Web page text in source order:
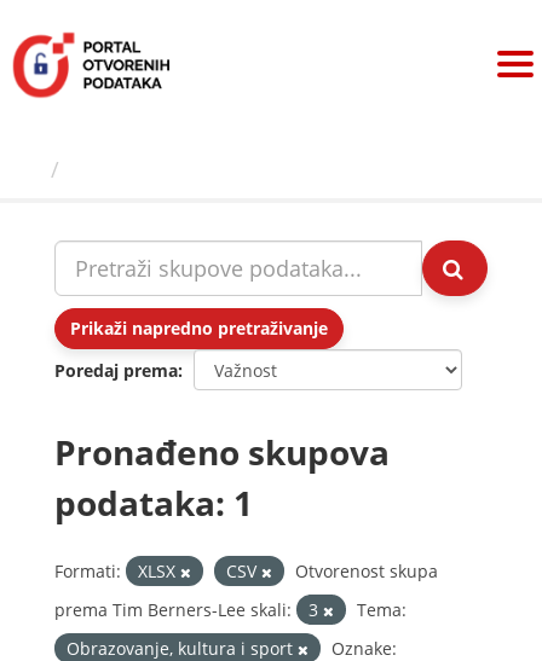
sadržaj
Prikaži napredno pretraživanje
Poredaj prema
Pronađeno skupova
podataka: 1
Formati: XLSX CSV
Otvorenost skupa
prema Tim Berners-Lee skali:
3
Tema:
Obrazovanje, kultura i sport
Oznake: